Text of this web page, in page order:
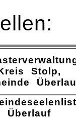
Stolp,
Überlauf